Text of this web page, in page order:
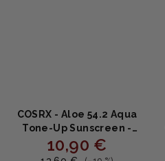
COSRX - Aloe 54.2 Aqua
Tone-Up Sunscreen -
Hydratačný krém s SPF
50ml
10,90 €